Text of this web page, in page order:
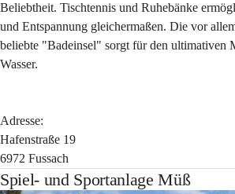
Beliebtheit. Tischtennis und Ruhebänke
und Entspannung gleichermaßen. Die vor
beliebte "Badeinsel" sorgt für den ultimativen
Wasser.
Adresse:
Hafenstraße 19
6972 Fussach
Spiel- und Sportanlage Müß